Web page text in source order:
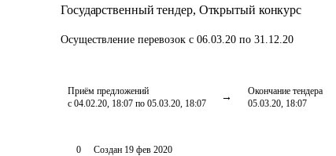
Государственный тендер, Открытый конкурс
Осуществление перевозок с 06.03.20 по 31.12.20
Приём предложений
с 04.02.20, 18:07 по 05.03.20, 18:07
Окончание тендера
05.03.20, 18:07
0 Создан 19 фев 2020